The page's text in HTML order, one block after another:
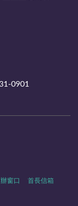
0901
窗口 首長信箱